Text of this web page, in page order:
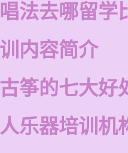
法去哪留学
内容简介
筝的七大好
乐器培训机